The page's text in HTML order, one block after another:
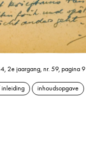
2e jaargang, nr. 59, pagina 9
inhoudsopgave